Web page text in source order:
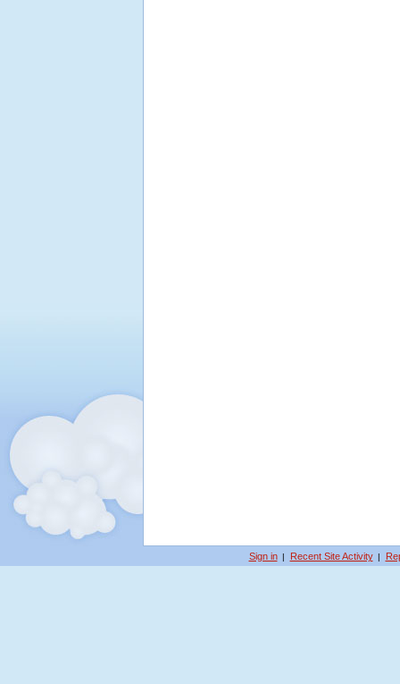
Sign in | Recent Site Activity |